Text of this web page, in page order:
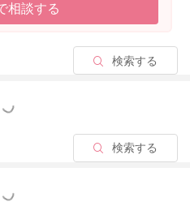
相談する
検索する
見る
検索する
見る